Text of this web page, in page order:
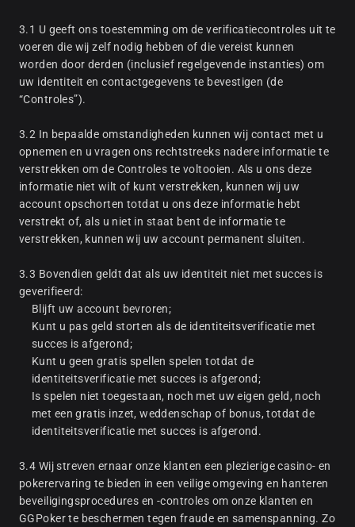
3.1 U geeft ons toestemming om de verificatiecontroles uit te
voeren die wij zelf nodig hebben of die vereist kunnen
worden door derden (inclusief regelgevende instanties) om
uw identiteit en contactgegevens te bevestigen (de
“Controles”).
3.2 In bepaalde omstandigheden kunnen wij contact met u
opnemen en u vragen ons rechtstreeks nadere informatie te
verstrekken om de Controles te voltooien. Als u ons deze
informatie niet wilt of kunt verstrekken, kunnen wij uw
account opschorten totdat u ons deze informatie hebt
verstrekt of, als u niet in staat bent de informatie te
verstrekken, kunnen wij uw account permanent sluiten.
3.3 Bovendien geldt dat als uw identiteit niet met succes is
geverifieerd:
Blijft uw account bevroren;
Kunt u pas geld storten als de identiteitsverificatie met
succes is afgerond;
Kunt u geen gratis spellen spelen totdat de
identiteitsverificatie met succes is afgerond;
Is spelen niet toegestaan, noch met uw eigen geld, noch
met een gratis inzet, weddenschap of bonus, totdat de
identiteitsverificatie met succes is afgerond.
3.4 Wij streven ernaar onze klanten een plezierige casino- en
pokerervaring te bieden in een veilige omgeving en hanteren
beveiligingsprocedures en -controles om onze klanten en
GGPoker te beschermen tegen fraude en samenspanning. Zo